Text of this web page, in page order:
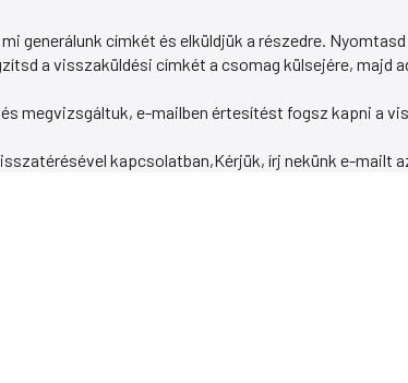
generálunk címkét és elküldjük a részedre.
a visszaküldési címkét a csomag külsejére, majd
megvizsgáltuk, e-mailben értesítést fogsz kapni a
kapcsolatban,Kérjük, írj nekünk e-